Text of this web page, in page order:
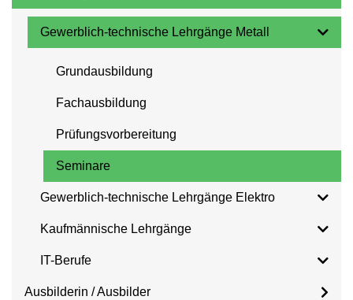
Gewerblich-technische Lehrgänge Metall
Grundausbildung
Fachausbildung
Prüfungsvorbereitung
Seminare
Gewerblich-technische Lehrgänge Elektro
Kaufmännische Lehrgänge
IT-Berufe
Ausbilderin / Ausbilder